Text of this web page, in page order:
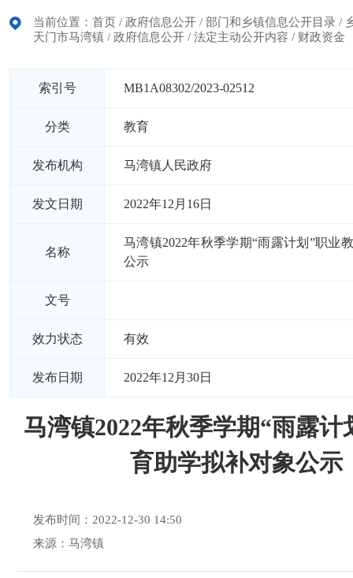
当前位置： 首页 / 政府信息公开 / 部门和乡镇信息公开目录 /
天门市马湾镇 / 政府信息公开 / 法定主动公开内容 / 财政资金
索引号 MB1A08302/2023-02512
分类 教育
发布机构 马湾镇人民政府
发文日期 2022年12月16日
名称
马湾镇2022年秋季学期“雨露计划”职业
公示
文号
效力状态 有效
发布日期 2022年12月30日
马湾镇2022年秋季学期“雨露计
育助学拟补对象公示
发布时间：2022-12-30 14:50
来源：马湾镇